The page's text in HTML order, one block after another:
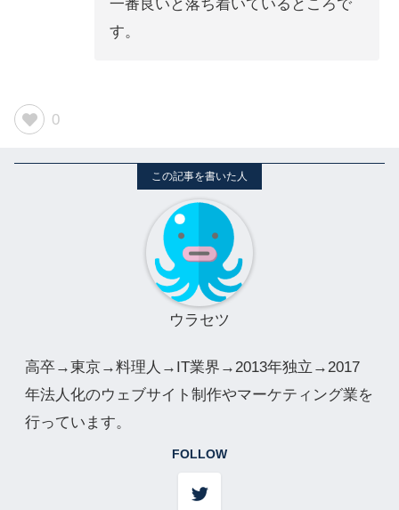
一番良いと落ち着いているところで
す。
0
ウラセツ
高卒→東京→料理人→IT業界→2013年独立→2017
年法人化のウェブサイト制作やマーケティング業を
行っています。
FOLLOW